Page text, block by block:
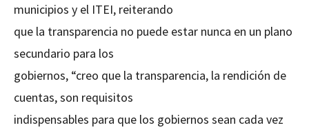
municipios y el ITEI, reiterando
que la transparencia no puede estar nunca en un plano
secundario para los
gobiernos, “creo que la transparencia, la rendición de
cuentas, son requisitos
indispensables para que los gobiernos sean cada vez